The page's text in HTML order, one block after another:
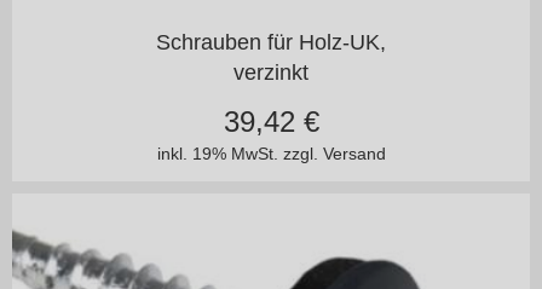
Schrauben für Holz-UK,
verzinkt
inkl. 19% MwSt. zzgl. Versand
39,42 €